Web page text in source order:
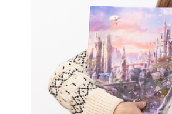
15х20
20х20
20х30
30х30
30х40
А4
Фото
в
рамке
10х10
10×15